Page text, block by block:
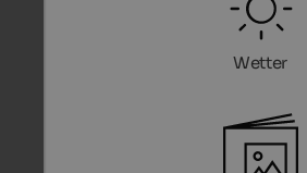
Wetter